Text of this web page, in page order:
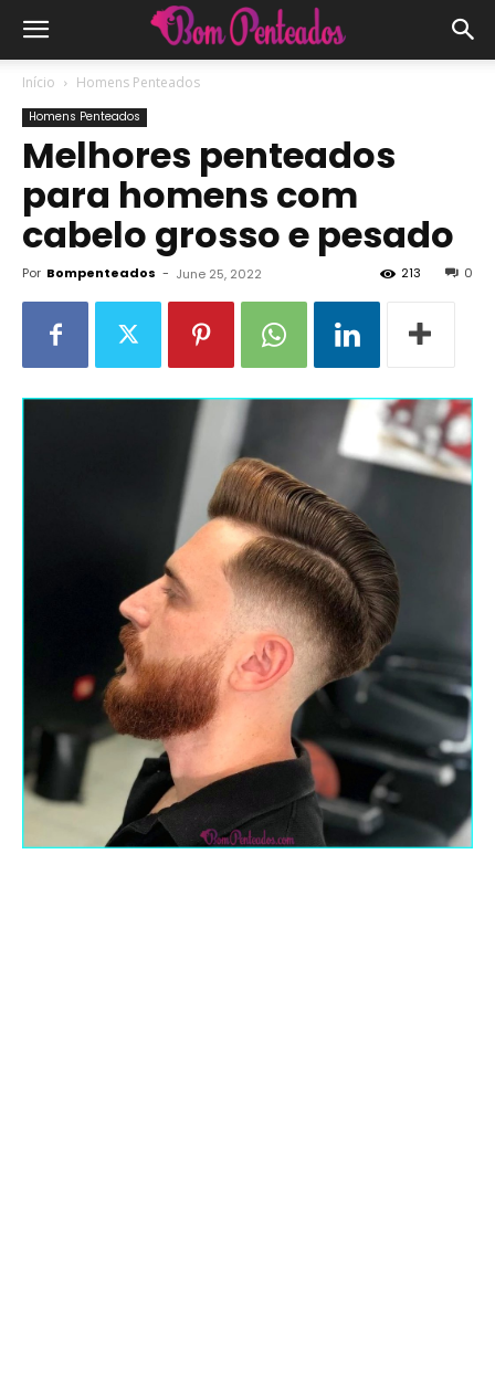
Início Homens Penteados
Homens Penteados
Melhores penteados
para homens com
cabelo grosso e pesado
Por Bompenteados - June 25, 2022 0
213